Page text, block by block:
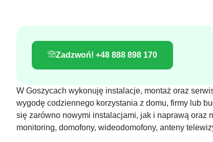
Zadzwoń! +48 888 898 170
W Goszycach wykonuję instalacje, montaż oraz
wygodę codziennego korzystania z domu, firmy lub
się zarówno nowymi instalacjami, jak i naprawą oraz
monitoring, domofony, wideodomofony, anteny